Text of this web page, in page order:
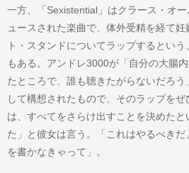
一方、「Sexistential」はクラース・オ
ュースされた楽曲で、体外受精を経て
ト・スタンドについてラップするとい
もある。アンドレ3000が「自分の大腸
たところで、誰も聴きたがらないだろう
して構想されたもので、そのラップを
は、すべてをさらけ出すことを決めた
た」と彼女は言う。「これはやるべき
を書かなきゃって」。